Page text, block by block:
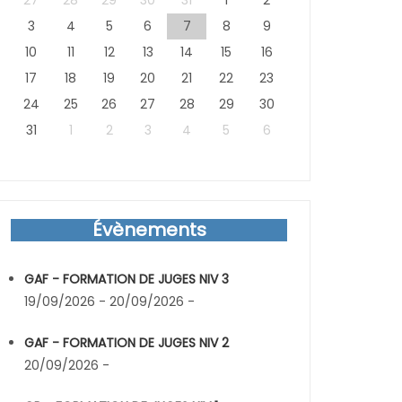
3
4 5 6 7 8
9
10
11 12 13 14 15
16
17
18 19 20 21 22
23
24
25 26 27 28 29
30
31
1 2 3 4 5 6
Évènements
GAF - FORMATION DE JUGES NIV 3
19/09/2026 - 20/09/2026 -
GAF - FORMATION DE JUGES NIV 2
20/09/2026 -